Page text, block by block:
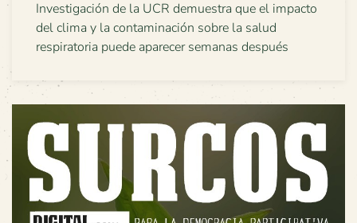
Investigación de la UCR demuestra que el impacto
del clima y la contaminación sobre la salud
respiratoria puede aparecer semanas después